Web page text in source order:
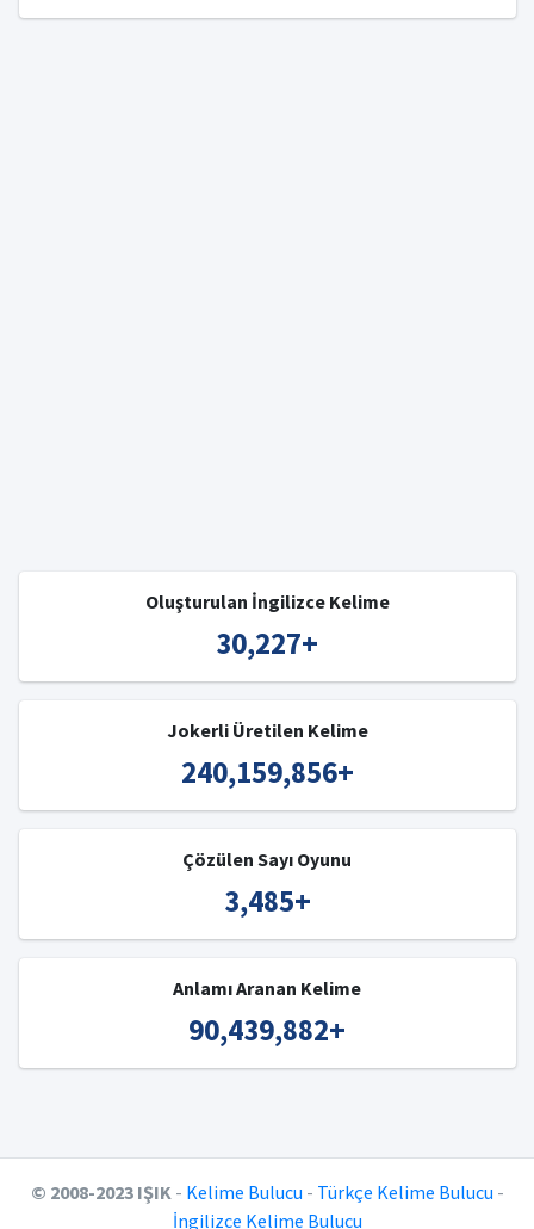
Oluşturulan İngilizce Kelime
30,227+
Jokerli Üretilen Kelime
240,159,856+
Çözülen Sayı Oyunu
3,485+
Anlamı Aranan Kelime
90,439,882+
© 2008-2023 IŞIK- Kelime Bulucu - Türkçe Kelime Bulucu -
İngilizce Kelime Bulucu